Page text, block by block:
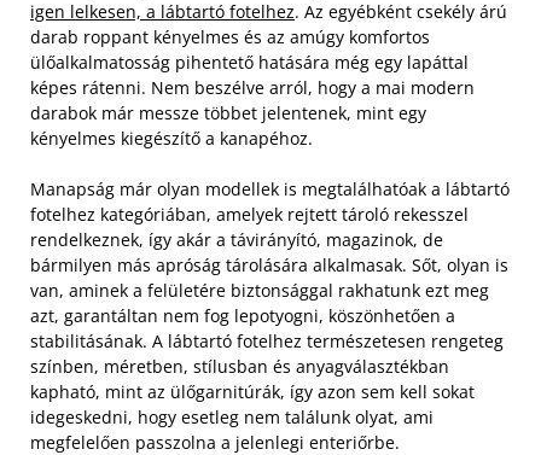
igen lelkesen, a lábtartó fotelhez. Az egyébként csekély árú
darab roppant kényelmes és az amúgy komfortos
ülőalkalmatosság pihentető hatására még egy lapáttal
képes rátenni. Nem beszélve arról, hogy a mai modern
darabok már messze többet jelentenek, mint egy
kényelmes kiegészítő a kanapéhoz.
Manapság már olyan modellek is megtalálhatóak a lábtartó
fotelhez kategóriában, amelyek rejtett tároló rekesszel
rendelkeznek, így akár a távirányító, magazinok, de
bármilyen más apróság tárolására alkalmasak. Sőt, olyan is
van, aminek a felületére biztonsággal rakhatunk ezt meg
azt, garantáltan nem fog lepotyogni, köszönhetően a
stabilitásának. A lábtartó fotelhez természetesen rengeteg
színben, méretben, stílusban és anyagválasztékban
kapható, mint az ülőgarnitúrák, így azon sem kell sokat
idegeskedni, hogy esetleg nem találunk olyat, ami
megfelelően passzolna a jelenlegi enteriőrbe.